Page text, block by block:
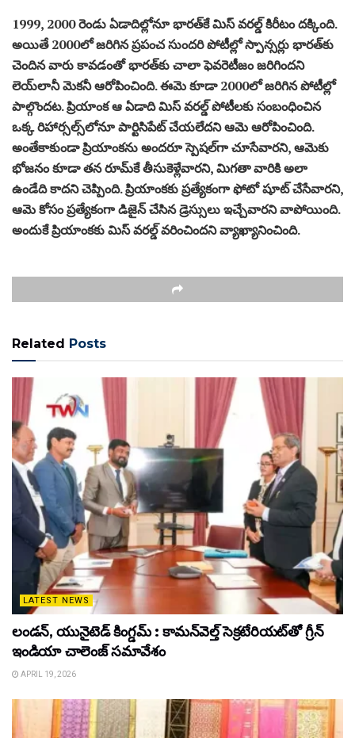
1999, 2000 రెండు ఏడాదిల్లోనూ భారత్‌కే మిస్ వరల్డ్ కిరీటం దక్కింది.
అయితే 2000లో జరిగిన ప్రపంచ సుందరి పోటీల్లో స్పాన్సర్లు భారత్‌కు
చెందిన వారు కావడంతో భారత్‌కు చాలా ఫెవరెటీజం జరిగిందని
లెయ్‌లానీ మెకనీ ఆరోపించింది. ఈమె కూడా 2000లో జరిగిన పోటీల్లో
పాల్గొందట. ప్రియాంక ఆ ఏడాది మిస్ వరల్డ్ పోటీలకు సంబంధించిన
ఒక్క రిహార్సల్స్‌లోనూ పార్టిసిపేట్ చేయలేదని ఆమె ఆరోపించింది.
అంతేకాకుండా ప్రియాంకను అందరూ స్పెషల్‌గా చూసేవారని, ఆమెకు
భోజనం కూడా తన రూమ్‌కే తీసుకెళ్లేవారని, మిగతా వారికి అలా
ఉండేది కాదని చెప్పింది. ప్రియాంకకు ప్రత్యేకంగా ఫోటో షూట్‌ చేసేవారని,
ఆమె కోసం ప్రత్యేకంగా డిజైన్ చేసిన డ్రెస్సులు ఇచ్చేవారని వాపోయింది.
అందుకే ప్రియాంకకు మిస్ వరల్డ్ వరించిందని వ్యాఖ్యానించింది.
Related Posts
LATEST NEWS
లండన్, యునైటెడ్ కింగ్డమ్ : కామన్‌వెల్త్ సెక్రటేరియట్‌తో గ్రీన్
ఇండియా చాలెంజ్ సమావేశం
APRIL 19, 2026